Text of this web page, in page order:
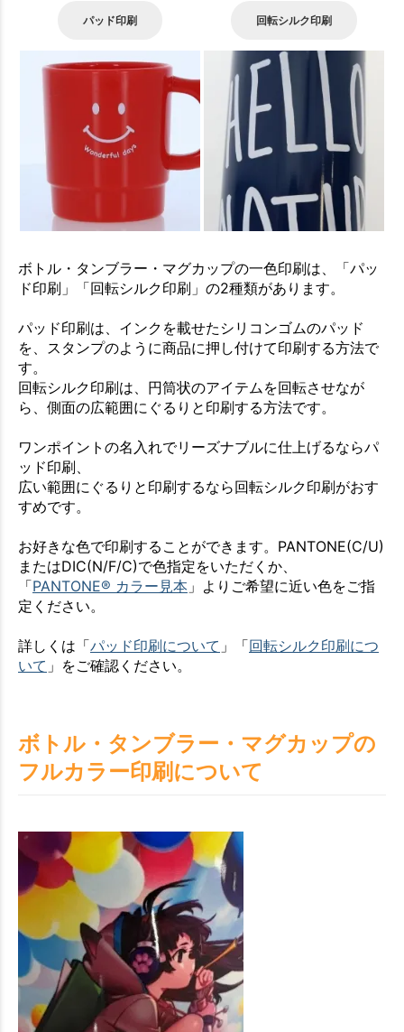
パッド印刷 回転シルク印刷
ボトル・タンブラー・マグカップの一色印刷は、「パッ
ド印刷」「回転シルク印刷」の2種類があります。
パッド印刷は、インクを載せたシリコンゴムのパッド
を、スタンプのように商品に押し付けて印刷する方法で
す。
回転シルク印刷は、円筒状のアイテムを回転させなが
ら、側面の広範囲にぐるりと印刷する方法です。
ワンポイントの名入れでリーズナブルに仕上げるならパ
ッド印刷、
広い範囲にぐるりと印刷するなら回転シルク印刷がおす
すめです。
お好きな色で印刷することができます。PANTONE(C/U)
またはDIC(N/F/C)で色指定をいただくか、
「PANTONE® カラー見本 」よりご希望に近い色をご指
定ください。
詳しくは「パッド印刷について 」「回転シルク印刷につ
いて 」をご確認ください。
ボトル・タンブラー・マグカップの
フルカラー印刷について